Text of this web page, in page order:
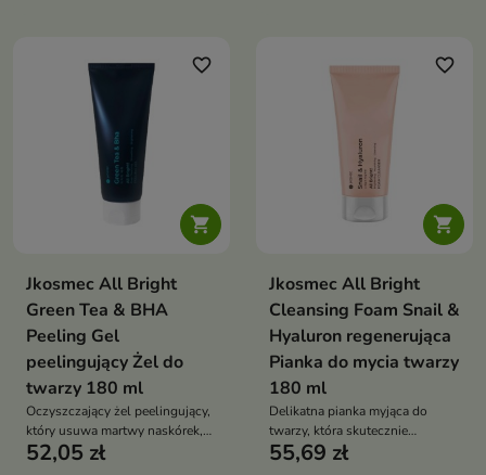

favorite_border
Jkosmec All Bright
Green Tea & BHA
Peeling Gel
peelingujący Żel do
twarzy 180 ml
Oczyszczający żel peelingujący,
który usuwa martwy naskórek,
wygładza skórę i przywraca jej
52,05 zł

favorite_border
Jkosmec All Bright
Cleansing Foam Snail &
Hyaluron regenerująca
Pianka do mycia twarzy
180 ml
Delikatna pianka myjąca do
twarzy, która skutecznie
oczyszcza skórę, jednocześnie
55,69 zł